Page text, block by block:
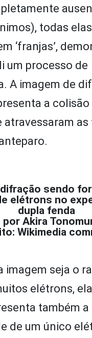
todas
‘franjas’,
um processo de
A imagem de
a
atravessaram as
sendo
elétrons no
dupla fenda
por Akira
Wikimedia
imagem seja o
elétrons,
também a
de um único